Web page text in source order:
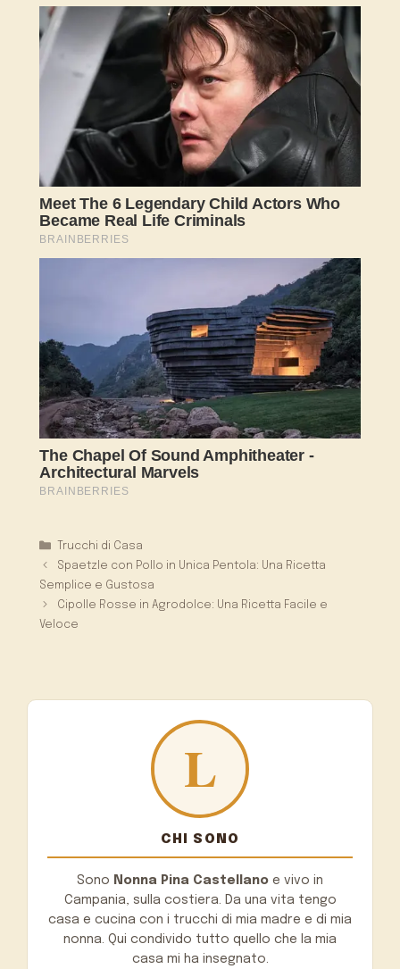
Categorie
Trucchi di Casa
Spaetzle con Pollo in Unica Pentola: Una Ricetta
Semplice e Gustosa
Cipolle Rosse in Agrodolce: Una Ricetta Facile e
Veloce
CHI SONO
Sono Nonna Pina Castellano e vivo in
Campania, sulla costiera. Da una vita tengo
casa e cucina con i trucchi di mia madre e di mia
nonna. Qui condivido tutto quello che la mia
casa mi ha insegnato.